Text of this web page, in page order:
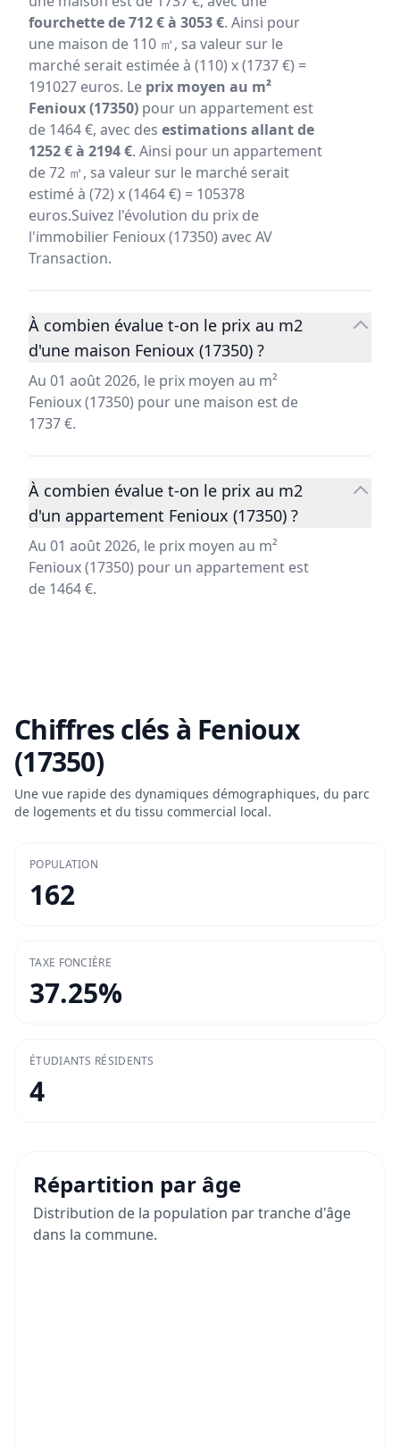
fourchette de 712 € à 3053 €. Ainsi pour
une maison de 110 ㎡, sa valeur sur le
marché serait estimée à (110) x (1737 €) =
191027 euros. Le prix moyen au m²
Fenioux (17350) pour un appartement est
de 1464 €, avec des estimations allant de
1252 € à 2194 €. Ainsi pour un appartement
de 72 ㎡, sa valeur sur le marché serait
estimé à (72) x (1464 €) = 105378
euros.Suivez l'évolution du prix de
l'immobilier Fenioux (17350) avec AV
Transaction.
À combien évalue t-on le prix au m2
d'une maison Fenioux (17350) ?
Au 01 août 2026, le prix moyen au m²
Fenioux (17350) pour une maison est de
1737 €.
À combien évalue t-on le prix au m2
d'un appartement Fenioux (17350) ?
Au 01 août 2026, le prix moyen au m²
Fenioux (17350) pour un appartement est
de 1464 €.
Chiffres clés à Fenioux
(17350)
Une vue rapide des dynamiques démographiques, du parc
de logements et du tissu commercial local.
POPULATION
162
TAXE FONCIÈRE
37.25%
ÉTUDIANTS RÉSIDENTS
4
Répartition par âge
Distribution de la population par tranche d'âge
dans la commune.